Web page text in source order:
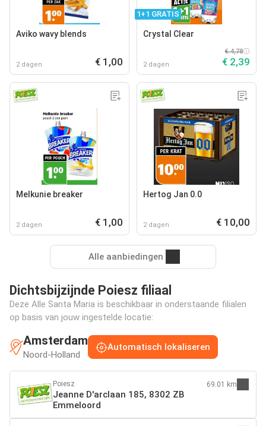
Aviko wavy blends
2 dagen € 1,00
1+1 GRATIS
Crystal Clear
2 dagen
€ 4,78
€ 2,39
Melkunie breaker
2 dagen € 1,00
Hertog Jan 0.0
2 dagen € 10,00
Alle aanbiedingen
Dichtsbijzijnde Poiesz filiaal
Deze Alle Santa Maria is beschikbaar in onderstaande filialen
op basis van jouw ingestelde locatie:
Amsterdam
Noord-Holland
Automatisch lokaliseren
Poiesz
Jeanne D'arclaan 185, 8302 ZB
Emmeloord
69.01 km